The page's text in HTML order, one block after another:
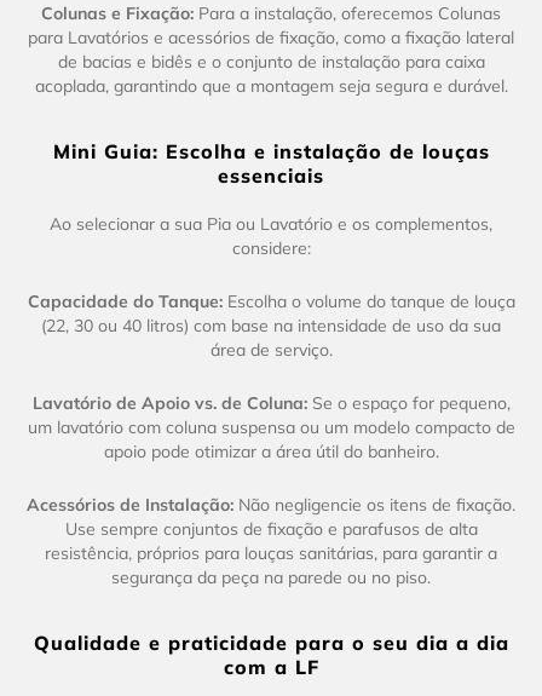
Colunas e Fixação: Para a instalação, oferecemos Colunas
para Lavatórios e acessórios de fixação, como a fixação lateral
de bacias e bidês e o conjunto de instalação para caixa
acoplada, garantindo que a montagem seja segura e durável.
Mini Guia: Escolha e instalação de louças
essenciais
Ao selecionar a sua Pia ou Lavatório e os complementos,
considere:
Capacidade do Tanque:Escolha o volume do tanque de louça
(22, 30 ou 40 litros) com base na intensidade de uso da sua
área de serviço.
Lavatório de Apoio vs. de Coluna:Se o espaço for pequeno,
um lavatório com coluna suspensa ou um modelo compacto de
apoio pode otimizar a área útil do banheiro.
Acessórios de Instalação: Não negligencie os itens de fixação.
Use sempre conjuntos de fixação e parafusos de alta
resistência, próprios para louças sanitárias, para garantir a
segurança da peça na parede ou no piso.
Qualidade e praticidade para o seu dia a dia
com a LF